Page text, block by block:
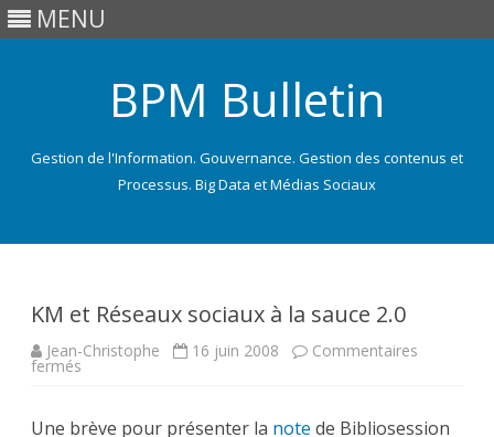
MENU
BPM Bulletin
Gestion de l'Information. Gouvernance. Gestion des contenus et
Processus. Big Data et Médias Sociaux
KM et Réseaux sociaux à la sauce 2.0
Jean-Christophe 16 juin 2008 Commentaires
fermés
sociaux
Une brève pour présenter la note de Bibliosession